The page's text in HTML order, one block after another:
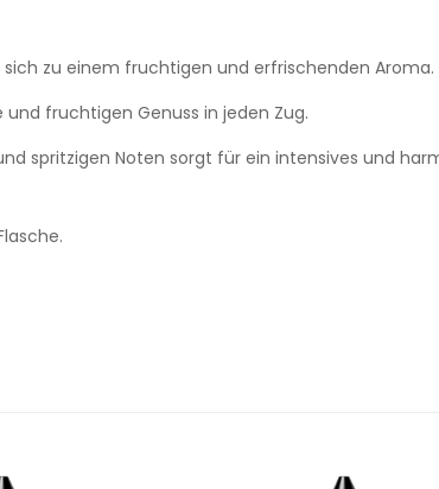
zu einem fruchtigen und erfrischenden Aroma.
fruchtigen Genuss in jeden Zug.
spritzigen Noten sorgt für ein intensives und